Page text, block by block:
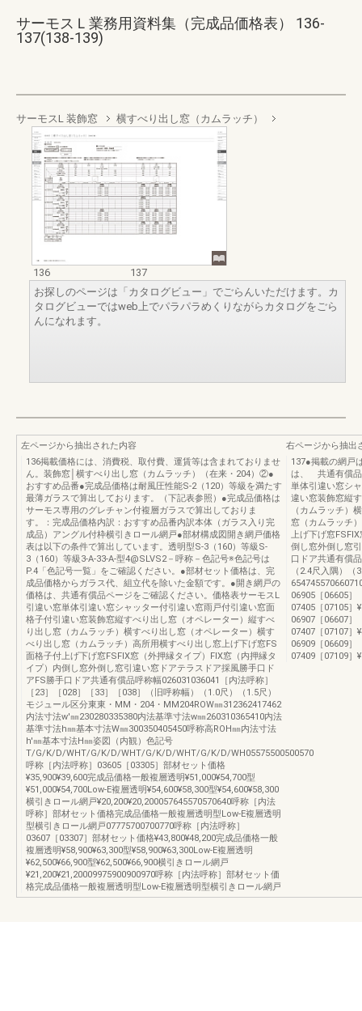
サーモスＬ業務用資料集（完成品価格表） 136-
137(138-139)
サーモスL 装飾窓 横すべり出し窓（カムラッチ）
136
137
お探しのページは「カタログビュー」でごらんいただけます。カ
タログビューではweb上でパラパラめくりながらカタログをごら
んになれます。
左ページから抽出された内容
136掲載価格には、消費税、取付費、運賃等は含まれておりませ
ん。装飾窓│横すべり出し窓（カムラッチ）（在来・204）②●
おすすめ品番●完成品価格は耐風圧性能S-2（120）等級を満たす
最薄ガラスで算出しております。（下記表参照）●完成品価格は
サーモス専用のグレチャン付複層ガラスで算出しておりま
す。：完成品価格内訳：おすすめ品番内訳本体（ガラス入り完
成品）アングル付枠横引きロール網戸●部材構成図開き網戸価格
表は以下の条件で算出しています。透明型S-3（160）等級S-
3（160）等級3-A-33-A-型4@SLVS2－呼称－色記号※色記号は
P.4「色記号一覧」をご確認ください。●部材セット価格は、完
成品価格からガラス代、組立代を除いた金額です。●開き網戸の
価格は、共通有償品ページをご確認ください。価格表サーモスL
引違い窓単体引違い窓シャッター付引違い窓雨戸付引違い窓面
格子付引違い窓装飾窓縦すべり出し窓（オペレーター）縦すべ
り出し窓（カムラッチ）横すべり出し窓（オペレーター）横す
べり出し窓（カムラッチ）高所用横すべり出し窓上げ下げ窓FS
面格子付上げ下げ窓FSFIX窓（外押縁タイプ）FIX窓（内押縁タ
イプ）内倒し窓外倒し窓引違い窓ドアテラスドア採風勝手口ド
アFS勝手口ドア共通有償品呼称幅026031036041［内法呼称］
［23］［028］［33］［038］（旧呼称幅）（1.0尺）（1.5尺）
モジュール区分東東・MM・204・MM204ROW㎜312362417462
内法寸法w'㎜230280335380内法基準寸法w㎜260310365410内法
基準寸法h㎜基本寸法W㎜300350405450呼称高ROH㎜内法寸法
h'㎜基本寸法H㎜姿図（内観）色記号
T/G/K/D/WHT/G/K/D/WHT/G/K/D/WHT/G/K/D/WH05575500500570
呼称［内法呼称］03605［03305］部材セット価格
¥35,900¥39,600完成品価格一般複層透明¥51,000¥54,700型
¥51,000¥54,700Low-E複層透明¥54,600¥58,300型¥54,600¥58,300
横引きロール網戸¥20,200¥20,200057645570570640呼称［内法
呼称］部材セット価格完成品価格一般複層透明型Low-E複層透明
型横引きロール網戸07775700700770呼称［内法呼称］
03607［03307］部材セット価格¥43,800¥48,200完成品価格一般
複層透明¥58,900¥63,300型¥58,900¥63,300Low-E複層透明
¥62,500¥66,900型¥62,500¥66,900横引きロール網戸
¥21,200¥21,20009975900900970呼称［内法呼称］部材セット価
格完成品価格一般複層透明型Low-E複層透明型横引きロール網戸
右ページから抽出
137●掲載の網戸
は、 共通有償品
単体引違い窓シ
違い窓装飾窓縦
（カムラッチ）
窓（カムラッチ
上げ下げ窓
倒し窓外倒し窓
口ドア共通有償
（2.4尺入隅）
06905［06605］
07405［07105］
06907［06607］
07407［07107］
06909［06609］
07409［07109］